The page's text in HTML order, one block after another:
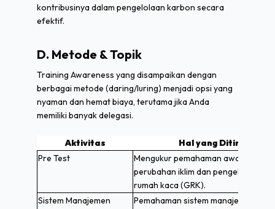
kontribusinya dalam pengelolaan karbon secara
efektif.
D. Metode & Topik
Training Awareness yang disampaikan dengan
berbagai metode (daring/luring) menjadi opsi yang
nyaman dan hemat biaya, terutama jika Anda
memiliki banyak delegasi.
Aktivitas
Hal yang
Pre Test
Mengukur pemahaman awal
perubahan iklim dan pengelolaan
rumah kaca (GRK).
Sistem Manajemen
Pemahaman sistem manajemen